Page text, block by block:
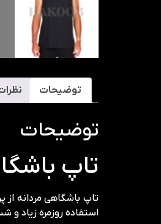
توضیحات
توضیحات
تاپ
تاپ باشگاهی مردانه
استفاده روزمره زیاد و